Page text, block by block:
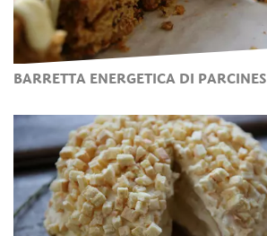
BARRETTA ENERGETICA DI PARCINES